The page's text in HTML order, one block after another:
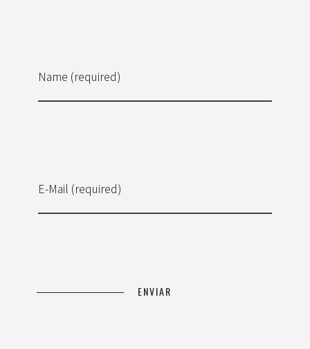
Name (required)
E-Mail (required)